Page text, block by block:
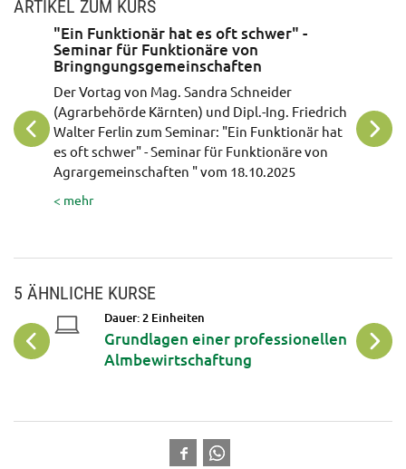
ARTIKEL ZUM KURS
"Ein Funktionär hat es oft schwer" -
Seminar für Funktionäre von
Bringngungsgemeinschaften
Der Vortag von Mag. Sandra Schneider
(Agrarbehörde Kärnten) und Dipl.-Ing. Friedrich
Walter Ferlin zum Seminar: "Ein Funktionär hat
es oft schwer" - Seminar für Funktionäre von
Agrargemeinschaften " vom 18.10.2025
< mehr
5 ÄHNLICHE KURSE
für
Dauer: 2 Einheiten
Grundlagen einer professionellen
Almbewirtschaftung
21
Aug